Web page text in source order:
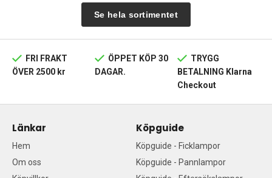
Se hela sortimentet
FRI FRAKT
ÖVER 2500 kr
ÖPPET KÖP 30
DAGAR.
TRYGG
BETALNING Klarna
Checkout
Länkar
Hem
Om oss
Köpguide
Köpguide - Ficklampor
Köpguide - Pannlampor